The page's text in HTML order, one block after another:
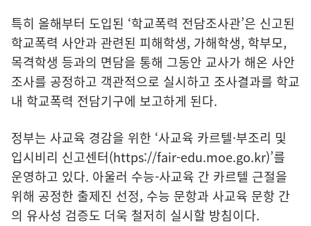
특히 올해부터 도입된 ‘학교폭력 전담조사관’은 신고된
학교폭력 사안과 관련된 피해학생, 가해학생, 학부모,
목격학생 등과의 면담을 통해 그동안 교사가 해온 사안
조사를 공정하고 객관적으로 실시하고 조사결과를 학교
내 학교폭력 전담기구에 보고하게 된다.
정부는 사교육 경감을 위한 ‘사교육 카르텔·부조리 및
입시비리 신고센터(https://fair-edu.moe.go.kr)’를
운영하고 있다. 아울러 수능-사교육 간 카르텔 근절을
위해 공정한 출제진 선정, 수능 문항과 사교육 문항 간
의 유사성 검증도 더욱 철저히 실시할 방침이다.